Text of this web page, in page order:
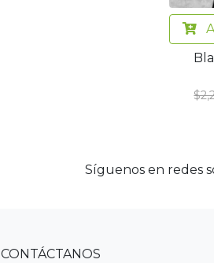
Síguenos en redes
CONTÁCTANOS